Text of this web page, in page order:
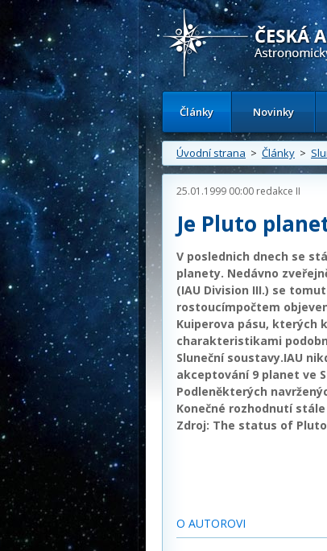
Česká astronomická společnost
Články Novinky
Úvodní strana > Články >
25.01.1999 00:00 redakce II
Je Pluto
V poslednich dnech se
planety. Nedávno
(IAU Division III.) se
rostoucímpočtem
Kuiperova pásu, kterých
charakteristikami
Sluneční soustavy.IAU
akceptování 9 planet ve
Podleněkterých
Konečné rozhodnutí
Zdroj: The status of Pluto
O AUTOROVI